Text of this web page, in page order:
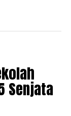
Senjata